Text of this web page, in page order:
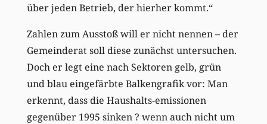
über jeden Betrieb, der hierher kommt.“
Zahlen zum Ausstoß will er nicht nennen – der
Gemeinderat soll diese zunächst untersuchen.
Doch er legt eine nach Sektoren gelb, grün
und blau eingefärbte Balkengrafik vor: Man
erkennt, dass die Haushalts-emissionen
gegenüber 1995 sinken ? wenn auch nicht um